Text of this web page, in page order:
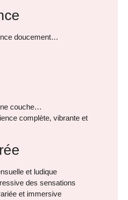
doucement…
couche…
complète, vibrante et
et ludique
des sensations
et immersive